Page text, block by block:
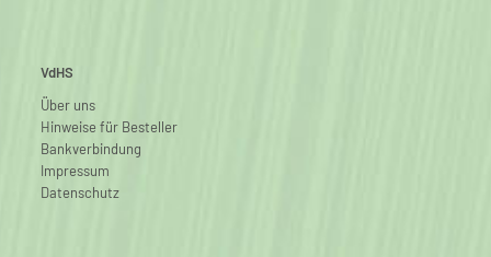
VdHS
Über uns
Hinweise für Besteller
Bankverbindung
Impressum
Datenschutz